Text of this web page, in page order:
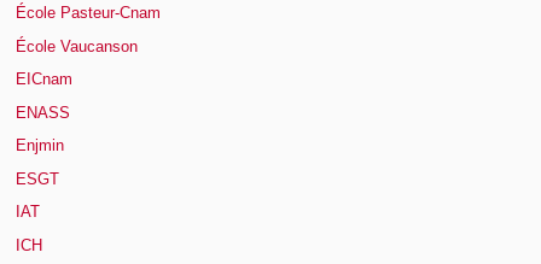
École Pasteur-Cnam
École Vaucanson
EICnam
ENASS
Enjmin
ESGT
IAT
ICH